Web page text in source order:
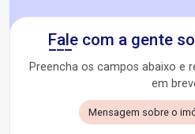
Fale com a gente
Preencha os campos abaixo e
em
Mensagem sobre o